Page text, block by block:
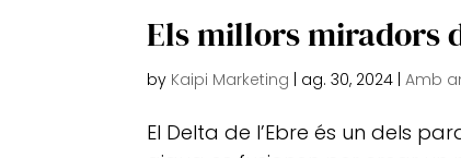
Els millors miradors
by Kaipi Marketing | ag. 30, 2024 |Amb
El Delta de l’Ebre és un dels